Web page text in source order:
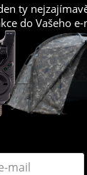
ty
do Vašeho